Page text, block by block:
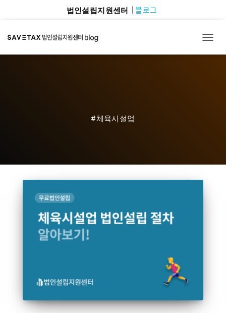
법인설립지원센터 블로그
#체육시설업